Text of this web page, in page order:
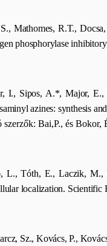
Mathomes, R.T.,
phosphorylase
I., Sipos, A.*, Major, E.,
azines: synthesis
szerzők: Bai,P., és Bokor,
L., Tóth, E., Laczik, M.,
localization. Scientific
Sz., Kovács, P.,